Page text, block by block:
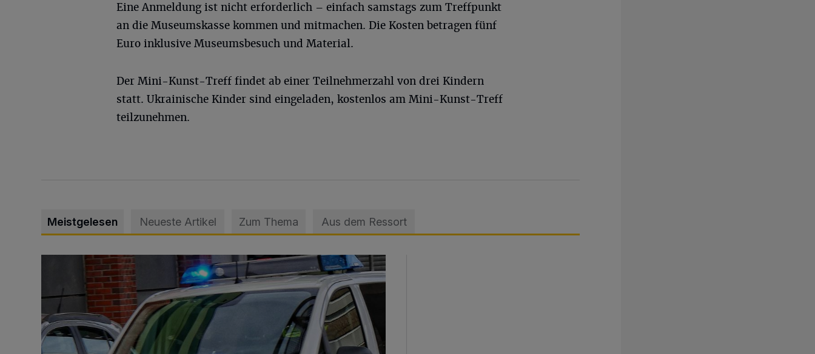
Eine Anmeldung ist nicht erforderlich – einfach samstags zum Treffpunkt
an die Museumskasse kommen und mitmachen. Die Kosten betragen fünf
Euro inklusive Museumsbesuch und Material.
Der Mini-Kunst-Treff findet ab einer Teilnehmerzahl von drei Kindern
statt. Ukrainische Kinder sind eingeladen, kostenlos am Mini-Kunst-Treff
teilzunehmen.
Meistgelesen Neueste Artikel Zum Thema Aus dem Ressort
Mann beschädigt Autos in Parkhaus